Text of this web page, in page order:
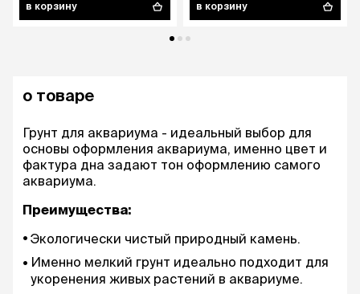
в корзину в корзину
о товаре
Грунт для аквариума - идеальный выбор для
основы оформления аквариума, именно цвет и
фактура дна задают тон оформлению самого
аквариума.
Преимущества:
Экологически чистый природный камень.
Именно мелкий грунт идеально подходит для
укоренения живых растений в аквариуме.